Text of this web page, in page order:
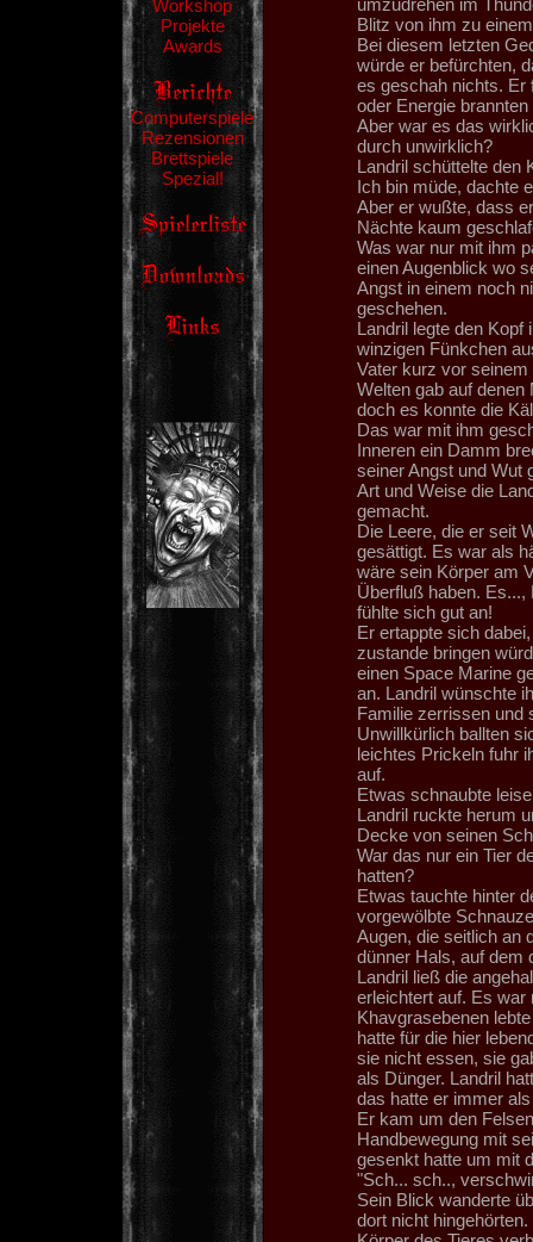
Workshop
Projekte
Awards
Computerspiele
Rezensionen
Brettspiele
Spezial!
umzudrehen im
Blitz von ihm zu
Bei diesem letzten
würde er befürchten,
es geschah nichts. Er
oder Energie
Aber war es das
durch unwirklich?
Landril schüttelte den
Ich bin müde, dachte
Aber er wußte, dass
Nächte kaum
Was war nur mit ihm
einen Augenblick wo
Angst in einem noch
geschehen.
Landril legte den Kopf
winzigen Fünkchen
Vater kurz vor seinem
Welten gab auf
doch es konnte die
Das war mit ihm
Inneren ein Damm
seiner Angst und Wut
Art und Weise die
gemacht.
Die Leere, die er seit
gesättigt. Es war als
wäre sein Körper am
Überfluß haben. Es...,
fühlte sich gut an!
Er ertappte sich
zustande bringen
einen Space Marine
an. Landril wünschte
Familie zerrissen und
Unwillkürlich ballten
leichtes Prickeln fuhr
auf.
Etwas schnaubte
Landril ruckte herum
Decke von seinen
War das nur ein Tier
hatten?
Etwas tauchte hinter
vorgewölbte
Augen, die seitlich an
dünner Hals, auf dem
Landril ließ die
erleichtert auf. Es war
Khavgrasebenen
hatte für die hier
sie nicht essen, sie
als Dünger. Landril
das hatte er immer
Er kam um den
Handbewegung mit
gesenkt hatte um mit
"Sch... sch..,
Sein Blick wanderte
dort nicht